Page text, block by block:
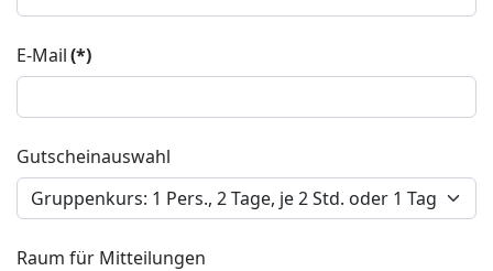
E-Mail(*)
Gutscheinauswahl
Raum für Mitteilungen